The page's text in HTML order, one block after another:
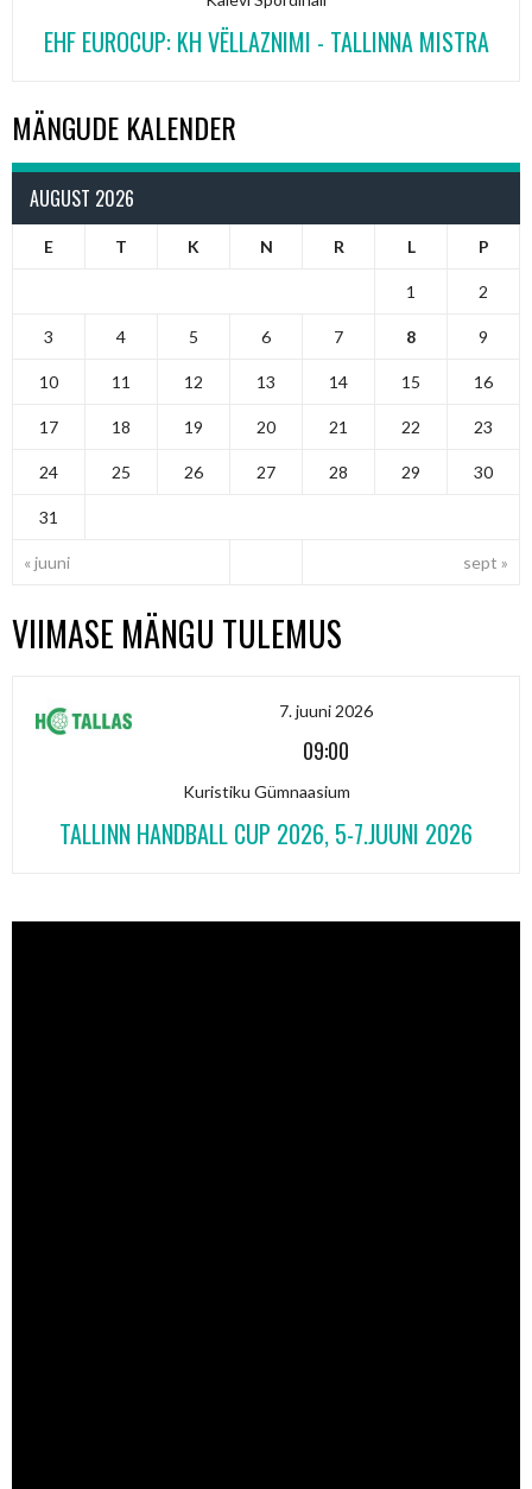
EHF EUROCUP: KH VËLLAZNIMI - TALLINNA MISTRA
MÄNGUDE KALENDER
AUGUST 2026
E T K N R L P
« juuni sept »
1 2
3 4 5 6 7 8 9
10 11 12 13 14 15 16
17 18 19 20 21 22 23
24 25 26 27 28 29 30
31
VIIMASE MÄNGU TULEMUS
7. juuni 2026
09:00
Kuristiku Gümnaasium
TALLINN HANDBALL CUP 2026, 5-7.JUUNI 2026